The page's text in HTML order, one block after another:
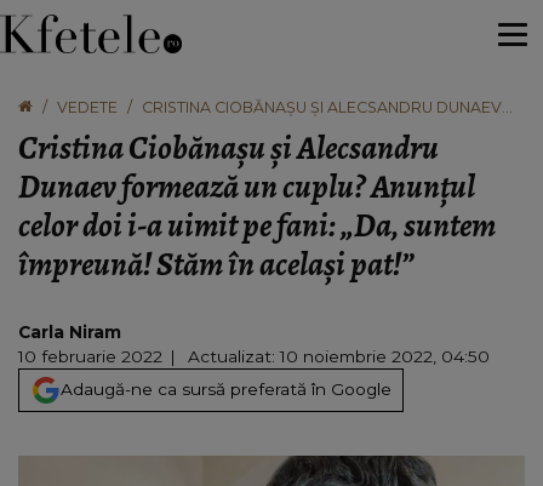
VEDETE
CRISTINA CIOBĂNAȘU ȘI ALECSANDRU DUNAEV
UIMIT PE FANI: „DA, SUNTEM ÎMPREUNĂ! STĂM ÎN
ACELAȘI PAT!”
Cristina Ciobănașu și Alecsandru
Dunaev formează un cuplu? Anunțul
celor doi i-a uimit pe fani: „Da, suntem
împreună! Stăm în același pat!”
Carla Niram
10 februarie 2022
Actualizat: 10 noiembrie 2022, 04:50
Adaugă-ne ca sursă preferată în Google